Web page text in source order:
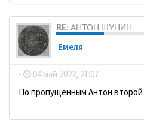
RE: АНТОН ШУНИН
Емеля
- 04 май 2022, 21:07
По пропущенным Антон